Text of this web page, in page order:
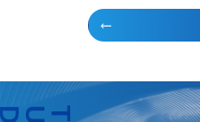
trending_flat